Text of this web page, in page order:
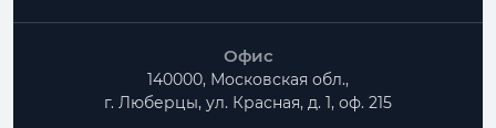
Офис
140000, Московская обл.,
г. Люберцы, ул. Красная, д. 1, оф. 215